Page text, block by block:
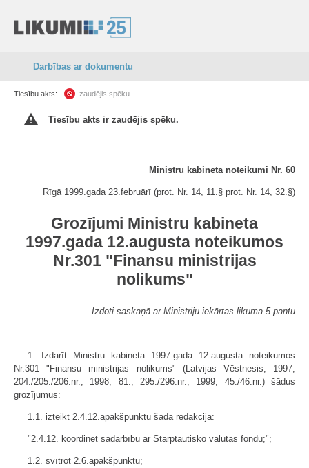
Darbības ar dokumentu
Tiesību akts: zaudējis spēku
Tiesību akts ir zaudējis spēku.
Ministru kabineta noteikumi Nr. 60
Rīgā 1999.gada 23.februārī (prot. Nr. 14, 11.§ prot. Nr. 14, 32.§)
Grozījumi Ministru kabineta
1997.gada 12.augusta noteikumos
Nr.301 "Finansu ministrijas
nolikums"
Izdoti saskaņā ar Ministriju iekārtas likuma 5.pantu
1. Izdarīt Ministru kabineta 1997.gada 12.augusta noteikumos
Nr.301 "Finansu ministrijas nolikums" (Latvijas Vēstnesis, 1997,
204./205./206.nr.; 1998, 81., 295./296.nr.; 1999, 45./46.nr.) šādus
grozījumus:
1.1. izteikt 2.4.12.apakšpunktu šādā redakcijā:
"2.4.12. koordinēt sadarbību ar Starptautisko valūtas fondu;";
1.2. svītrot 2.6.apakšpunktu;